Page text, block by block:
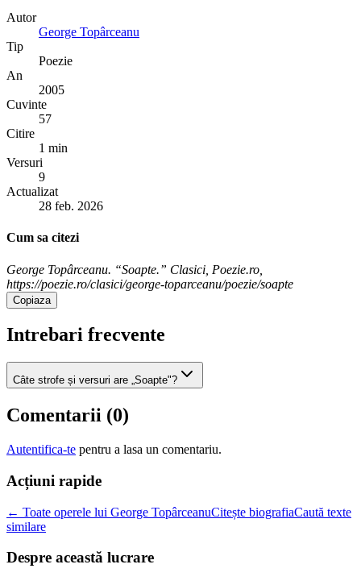
Autor
George Topârceanu
Tip
Poezie
An
2005
Cuvinte
57
Citire
1 min
Versuri
9
Actualizat
28 feb. 2026
Cum sa citezi
George Topârceanu. “Soapte.” Clasici, Poezie.ro,
https://poezie.ro/clasici/george-toparceanu/poezie/soapte
Copiaza
Intrebari frecvente
Câte strofe și versuri are „Soapte"?
Comentarii (0)
Autentifica-te pentru a lasa un comentariu.
Acțiuni rapide
← Toate operele lui George TopârceanuCitește biografiaCaută texte
similare
Despre această lucrare